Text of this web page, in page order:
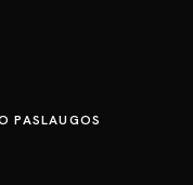
PASLAUGOS